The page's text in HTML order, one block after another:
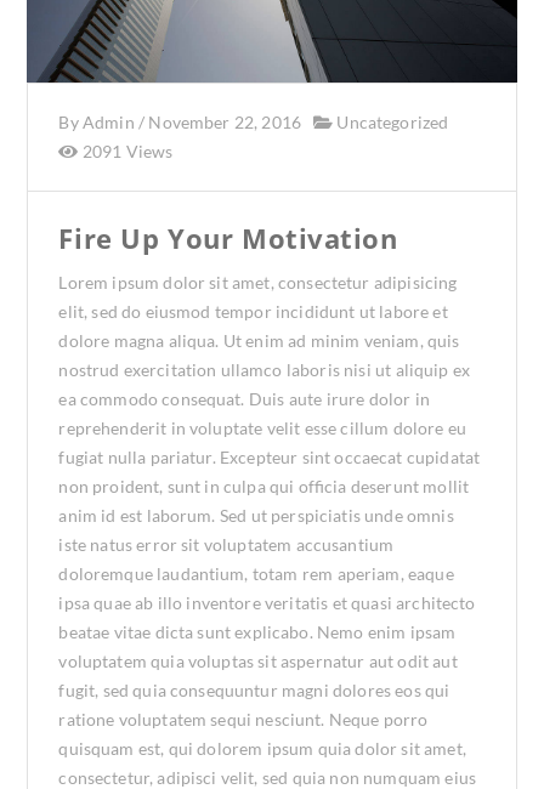
ByAdmin / November 22, 2016
Uncategorized
2091 Views
Fire Up Your Motivation
Lorem ipsum dolor sit amet, consectetur adipisicing
elit, sed do eiusmod tempor incididunt ut labore et
dolore magna aliqua. Ut enim ad minim veniam, quis
nostrud exercitation ullamco laboris nisi ut aliquip ex
ea commodo consequat. Duis aute irure dolor in
reprehenderit in voluptate velit esse cillum dolore eu
fugiat nulla pariatur. Excepteur sint occaecat cupidatat
non proident, sunt in culpa qui officia deserunt mollit
anim id est laborum. Sed ut perspiciatis unde omnis
iste natus error sit voluptatem accusantium
doloremque laudantium, totam rem aperiam, eaque
ipsa quae ab illo inventore veritatis et quasi architecto
beatae vitae dicta sunt explicabo. Nemo enim ipsam
voluptatem quia voluptas sit aspernatur aut odit aut
fugit, sed quia consequuntur magni dolores eos qui
ratione voluptatem sequi nesciunt. Neque porro
quisquam est, qui dolorem ipsum quia dolor sit amet,
consectetur, adipisci velit, sed quia non numquam eius